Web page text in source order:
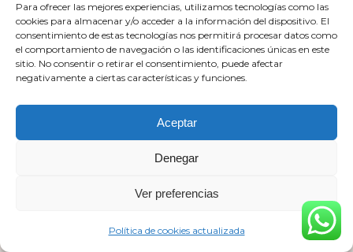
Para ofrecer las mejores experiencias, utilizamos tecnologías como las
cookies para almacenar y/o acceder a la información del dispositivo. El
consentimiento de estas tecnologías nos permitirá procesar datos como
el comportamiento de navegación o las identificaciones únicas en este
sitio. No consentir o retirar el consentimiento, puede afectar
negativamente a ciertas características y funciones.
Aceptar
Denegar
Ver preferencias
Política de cookies actualizada
Política de privacidad
Política de cookies actualizada
Todos los derechos pertenecen a Mar Milla Sánchez © 2026
https://esaviamarketing.com